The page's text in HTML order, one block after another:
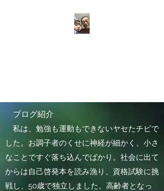
ブログ紹介
私は、勉強も運動もできないヤセたチビで
した。お調子者のくせに神経が細かく、小さ
なことですぐ落ち込んでばかり。社会に出て
からは自己啓発本を読み漁り、資格試験に挑
戦し、50歳で独立しました。高齢者となっ